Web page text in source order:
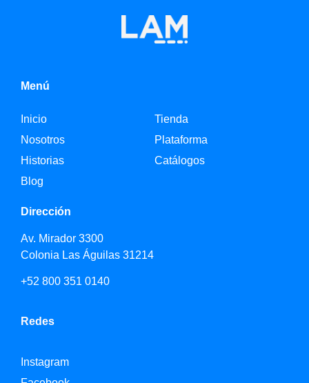
Menú
Inicio
Nosotros
Historias
Blog
Tienda
Plataforma
Catálogos
Dirección
Av. Mirador 3300
Colonia Las Águilas 31214
+52 800 351 0140
Redes
Instagram